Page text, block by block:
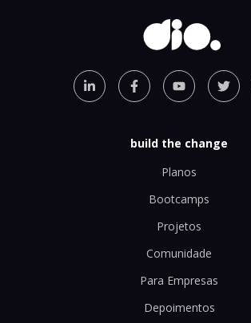
build the change
Planos
Bootcamps
Projetos
Comunidade
Para Empresas
Depoimentos